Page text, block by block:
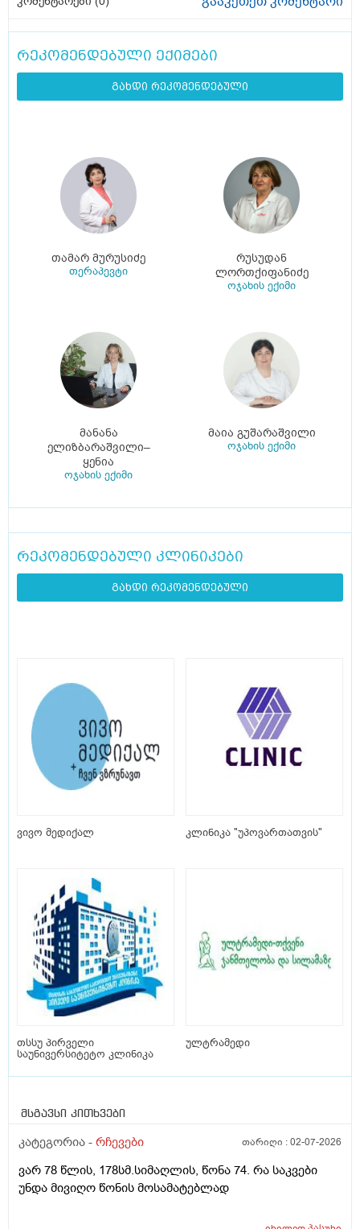
რეკომენდებული ექიმები
გახდი რეკომენდებული
თამარ მურუსიძე
თერაპევტი
რუსუდან
ლორთქიფანიძე
ოჯახის ექიმი
მანანა
ელიზბარაშვილი–
ყენია
ოჯახის ექიმი
მაია გუშარაშვილი
ოჯახის ექიმი
რეკომენდებული კლინიკები
გახდი რეკომენდებული
ვივო მედიქალ კლინიკა "უპოვართათვის"
თსსუ პირველი
საუნივერსიტეტო კლინიკა
ულტრამედი
მსგავსი კითხვები
კატეგორია - რჩევები თარიღი :02-07-2026
ვარ 78 წლის, 178სმ.სიმაღლის, წონა 74. რა საკვები
უნდა მივიღო წონის მოსამატებლად